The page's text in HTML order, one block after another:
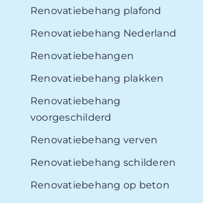
Renovatiebehang plafond
Renovatiebehang Nederland
Renovatiebehangen
Renovatiebehang plakken
Renovatiebehang
voorgeschilderd
Renovatiebehang verven
Renovatiebehang schilderen
Renovatiebehang op beton